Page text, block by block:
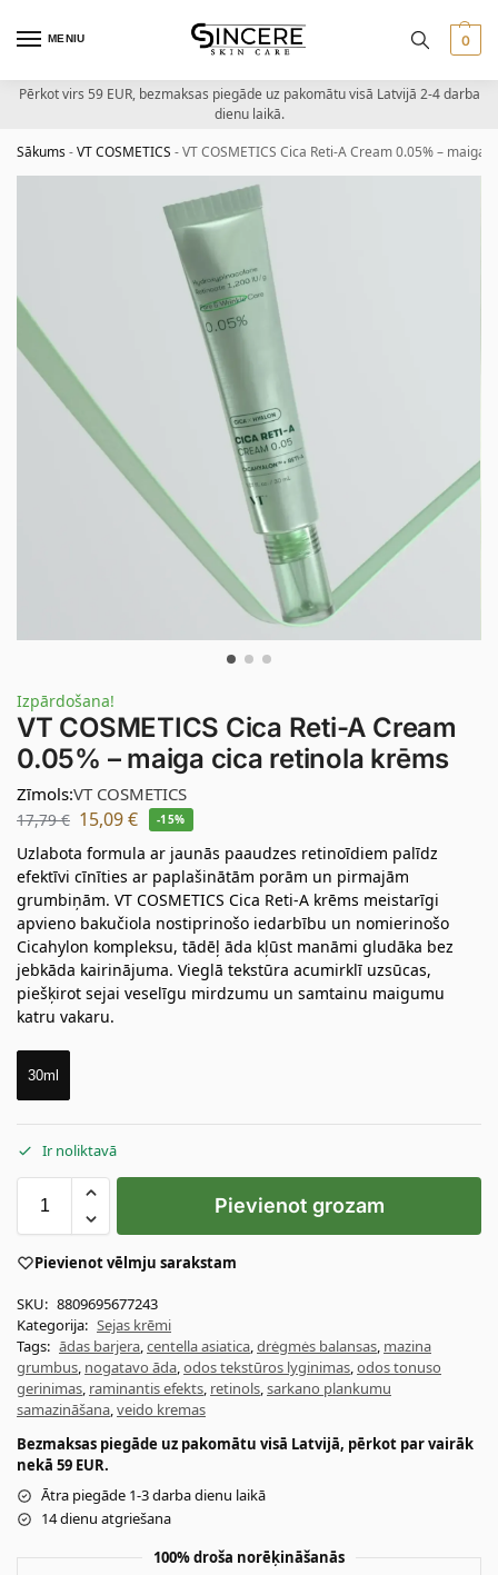
MENIU 0
Pērkot virs 59 EUR, bezmaksas piegāde uz pakomātu visā Latvijā 2-4 darba
dienu laikā.
Sākums-VT COSMETICS -VT COSMETICS Cica Reti-A Cream 0.05% – maiga
Izpārdošana!
VT COSMETICS Cica Reti-A Cream
0.05% – maiga cica retinola krēms
Zīmols:VT COSMETICS
17,79€ 15,09€ -15%
Uzlabota formula ar jaunās paaudzes retinoīdiem palīdz
efektīvi cīnīties ar paplašinātām porām un pirmajām
grumbiņām. VT COSMETICS Cica Reti-A krēms meistarīgi
apvieno bakučiola nostiprinošo iedarbību un nomierinošo
Cicahylon kompleksu, tādēļ āda kļūst manāmi gludāka bez
jebkāda kairinājuma. Vieglā tekstūra acumirklī uzsūcas,
piešķirot sejai veselīgu mirdzumu un samtainu maigumu
katru vakaru.
30ml
Ir noliktavā
Pievienot grozam
Pievienot vēlmju sarakstam
SKU: 8809695677243
Kategorija: Sejas krēmi
Tags: ādas barjera,centella asiatica,drėgmės balansas, mazina
grumbus, nogatavo āda,odos tekstūros lyginimas,odos tonuso
gerinimas, raminantis efekts, retinols,sarkano plankumu
samazināšana,veido kremas
Bezmaksas piegāde uz pakomātu visā Latvijā, pērkot par vairāk
nekā 59 EUR.
Ātra piegāde 1-3 darba dienu laikā
14 dienu atgriešana
100% droša norēķināšanās